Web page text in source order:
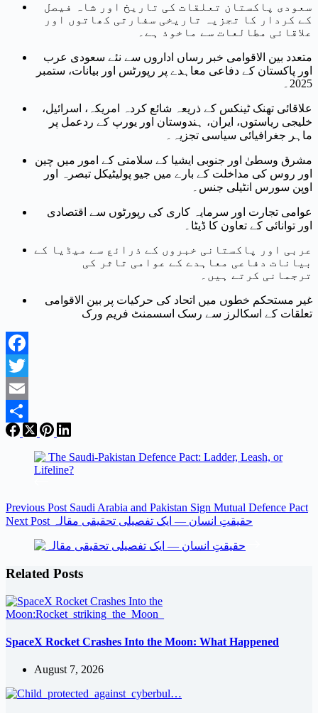
سعودی پاکستان تعلقات کی تاریخ اور شاہ فیصل
کے کردار کا تجزیہ تاریخی سفارتی کھاتوں اور
علاقائی مطالعات سے ماخوذ ہے۔
متعدد بین الاقوامی خبر رساں اداروں سے نئے سعودی عرب
اور پاکستان کے دفاعی معاہدے پر رپورٹس اور بیانات، ستمبر
2025۔
علاقائی تھنک ٹینکس کے ذریعہ شائع کردہ امریکہ، اسرائیل،
خلیجی ریاستوں، ایران، ہندوستان اور یورپ کے ردعمل پر
ماہر جغرافیائی سیاسی تجزیہ۔
مشرق وسطیٰ اور جنوبی ایشیا کے سلامتی کے امور میں چین
اور روس کی مداخلت کے بارے میں جیو پولیٹیکل تبصرہ اور
اوپن سورس انٹیلی جنس۔
عوامی تجارت اور سرمایہ کاری کی رپورٹوں سے اقتصادی
اور توانائی کے تعاون کا ڈیٹا۔
عربی اور پاکستانی خبروں کے ذرائع سے میڈیا کے
بیانات دفاعی معاہدے کے عوامی تاثر کی
ترجمانی کرتے ہیں۔
غیر مستحکم خطوں میں اتحاد کی حرکیات پر بین الاقوامی
تعلقات کے اسکالرز سے رسک اسسمنٹ فریم ورک
Facebook
Twitter
Email
Share
Previous Post Saudi Arabia and Pakistan Sign Mutual Defence Pact
Next Post حقیقتِ انسان — ایک تفصیلی تحقیقی مقالہ
Related Posts
SpaceX Rocket Crashes Into the Moon: What Happened
August 7, 2026